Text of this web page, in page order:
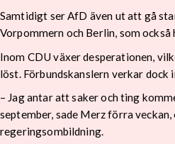
Samtidigt ser AfD även ut att gå
Vorpommern och Berlin, som också
Inom CDU växer desperationen,
löst. Förbundskanslern verkar dock
– Jag antar att saker och ting
september, sade Merz förra
regeringsombildning.